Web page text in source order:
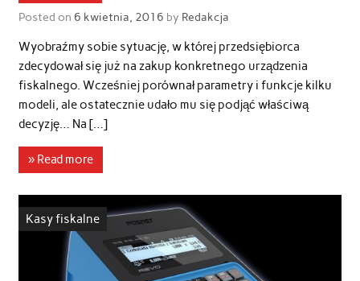
Posted on 6 kwietnia, 2016 by Redakcja
Wyobraźmy sobie sytuację, w której przedsiębiorca
zdecydował się już na zakup konkretnego urządzenia
fiskalnego. Wcześniej porównał parametry i funkcje kilku
modeli, ale ostatecznie udało mu się podjąć właściwą
decyzję… Na […]
» Read more
Kasy fiskalne